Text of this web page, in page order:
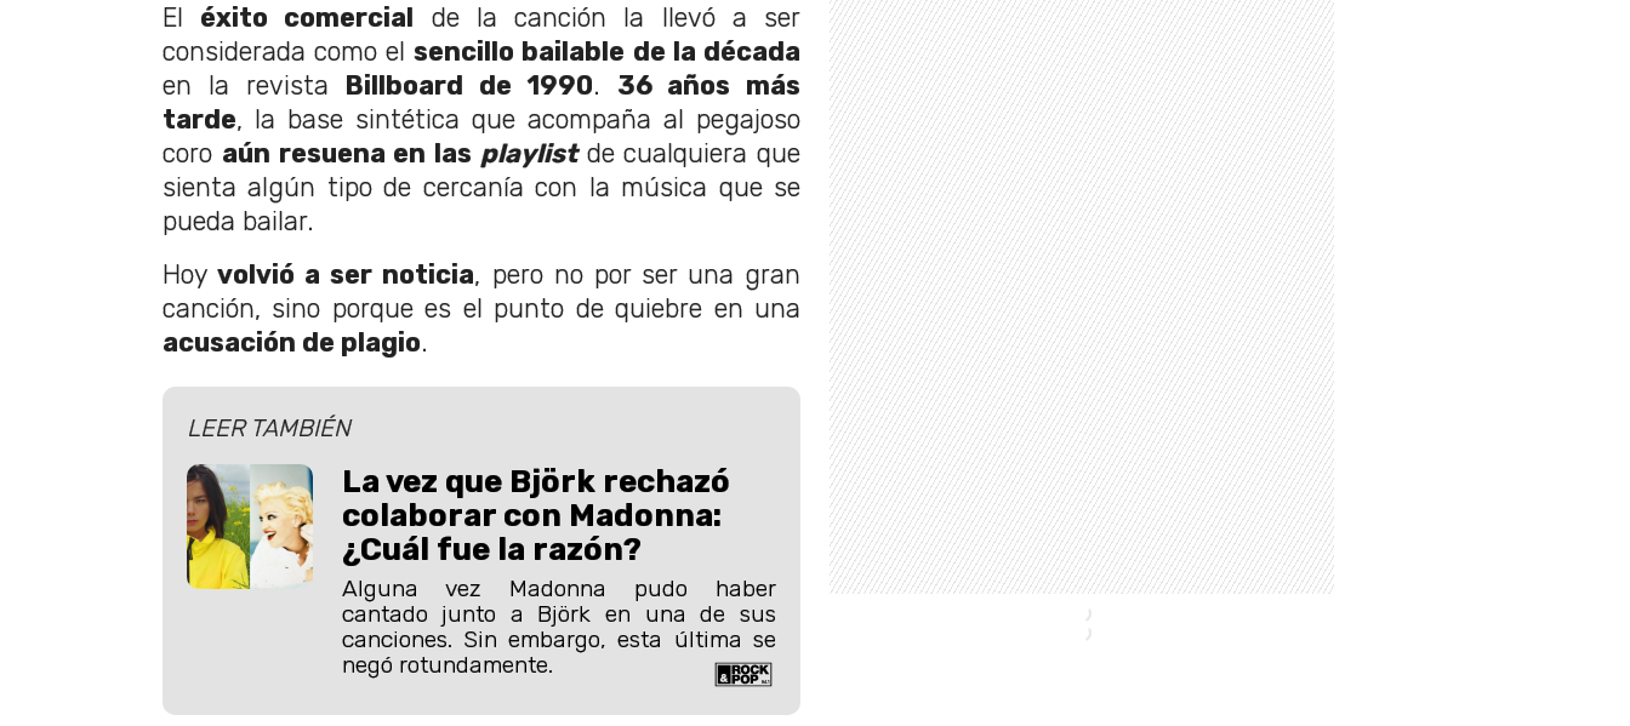
El éxito comercial de la canción la llevó a ser
considerada como el sencillo bailable de la década
en la revista Billboard de 1990. 36 años más
tarde, la base sintética que acompaña al pegajoso
coro aún resuena en las playlistde cualquiera que
sienta algún tipo de cercanía con la música que se
pueda bailar.
Hoyvolvió a ser noticia, pero no por ser una gran
canción, sino porque es el punto de quiebre en una
acusación de plagio.
LEER TAMBIÉN
La vez que Björk rechazó
colaborar con Madonna:
¿Cuál fue la razón?
Alguna vez Madonna pudo haber
cantado junto a Björk en una de sus
canciones. Sin embargo, esta última se
negó rotundamente.